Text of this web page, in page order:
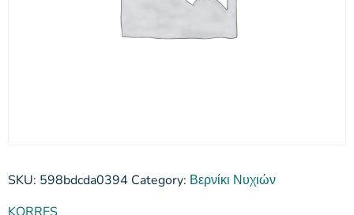
SKU: 598bdcda0394 Category: Βερνίκι Νυχιών